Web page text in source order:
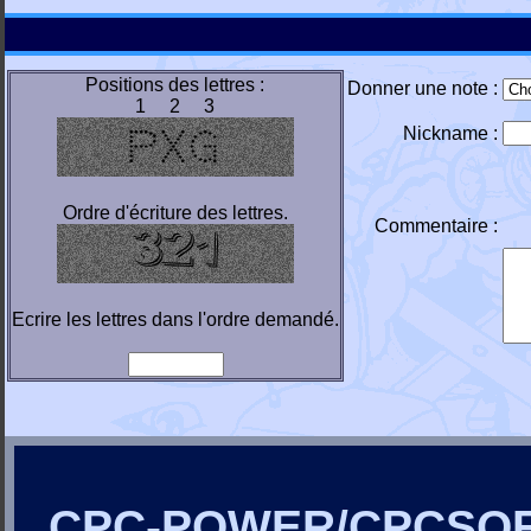
Positions des lettres :
1 2 3
Ordre d'écriture des lettres.
Ecrire les lettres dans l'ordre demandé.
Donner une note :
Nickname :
Commentaire :